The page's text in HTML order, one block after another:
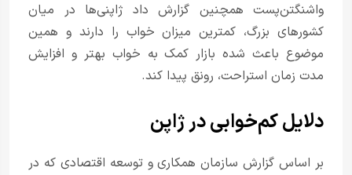
واشنگتن‌پست همچنین گزارش داد ژاپنی‌ها در میان
کشورهای بزرگ، کمترین میزان خواب را دارند و همین
موضوع باعث شده بازار کمک به خواب بهتر و افزایش
مدت زمان استراحت، رونق پیدا کند.
دلایل کم‌خوابی در ژاپن
بر اساس گزارش سازمان همکاری و توسعه اقتصادی که در